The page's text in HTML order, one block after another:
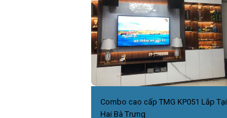
Combo cao cấp TMG KP051 Lắp Tại
Hai Bà Trưng